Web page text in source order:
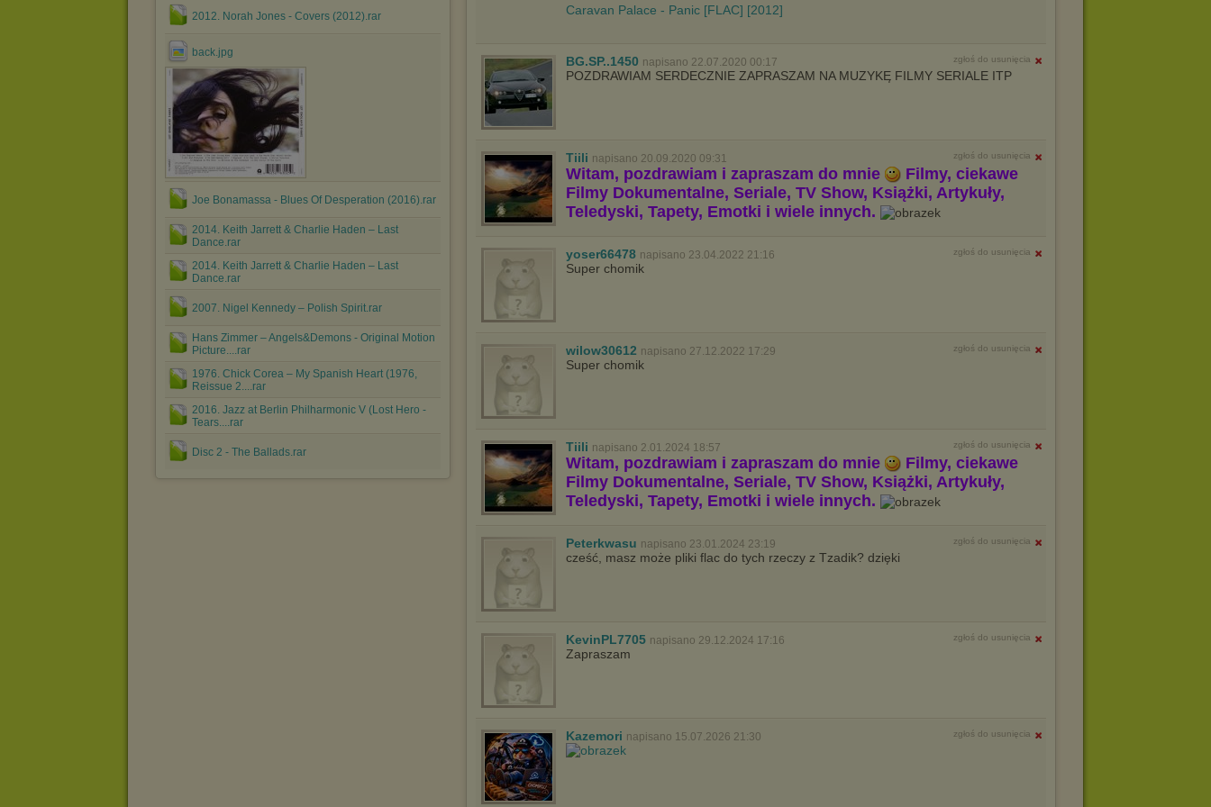
Wyrażenie sprzeciwu spowoduje, że wyświetlana Ci reklama nie
będzie dopasowana do Twoich preferencji, a będzie to reklama
Istnieje możliwość zmiany ustawień przeglądarki internetowej w
sposób uniemożliwiający przechowywanie plików cookies na
urządzeniu końcowym. Można również usunąć pliki cookies,
dokonując odpowiednich zmian w ustawieniach przeglądarki
internetowej.
http://chomikuj.pl/PolitykaPrywatnosci.aspx.
2012. Norah Jones - Covers (2012).rar
back.jpg
Joe Bonamassa - Blues Of Desperation (2016).rar
2014. Keith Jarrett & Charlie Haden – Last
Dance.rar
2014. Keith Jarrett & Charlie Haden – Last
Dance.rar
2007. Nigel Kennedy ‎– Polish Spirit.rar
Hans Zimmer ‎– Angels&Demons - Original Motion
Picture....rar
1976. Chick Corea ‎– My Spanish Heart (1976,
Reissue 2....rar
2016. Jazz at Berlin Philharmonic V (Lost Hero -
Tears....rar
Disc 2 - The Ballads.rar
Caravan Palace - Panic [FLAC] [2012]
BG.SP..1450 napisano 22.07.2020 00:17 zgłoś do usunięcia
POZDRAWIAM SERDECZNIE ZAPRASZAM NA MUZYKĘ FILMY SERIALE ITP
Tiili napisano 20.09.2020 09:31 zgłoś do usunięcia
Witam, pozdrawiam i zapraszam do mnie
Filmy, ciekawe
Filmy Dokumentalne, Seriale, TV Show, Książki, Artykuły,
Teledyski, Tapety, Emotki i wiele innych.
yoser66478 napisano 23.04.2022 21:16 zgłoś do usunięcia
Super chomik
wilow30612 napisano 27.12.2022 17:29 zgłoś do usunięcia
Super chomik
Tiili napisano 2.01.2024 18:57 zgłoś do usunięcia
Witam, pozdrawiam i zapraszam do mnie
Filmy, ciekawe
Filmy Dokumentalne, Seriale, TV Show, Książki, Artykuły,
Teledyski, Tapety, Emotki i wiele innych.
Peterkwasu napisano 23.01.2024 23:19 zgłoś do usunięcia
cześć, masz może pliki flac do tych rzeczy z Tzadik? dzięki
KevinPL7705 napisano 29.12.2024 17:16 zgłoś do usunięcia
Zapraszam
Kazemori napisano 15.07.2026 21:30 zgłoś do usunięcia